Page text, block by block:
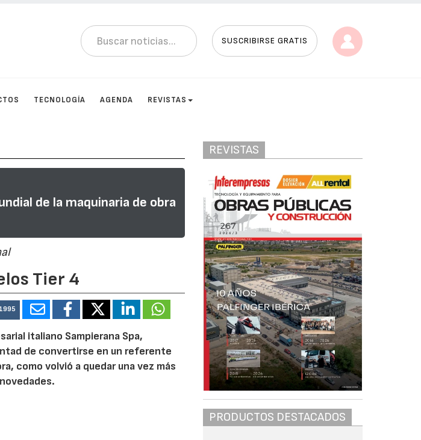
SUSCRIBIRSE GRATIS
TECNOLOGÍA AGENDA REVISTAS
de la maquinaria de obra
Tier 4
italiano Sampierana Spa,
de convertirse en un referente
como volvió a quedar una vez más
REVISTAS
PRODUCTOS DESTACADOS